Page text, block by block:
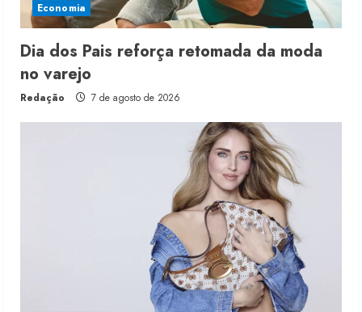
Economia
Dia dos Pais reforça retomada da moda
no varejo
Redação 7 de agosto de 2026